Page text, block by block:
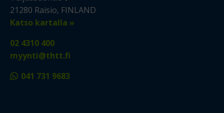
21280 Raisio, FINLAND
Katso kartalla »
02 4310 400
myynti@thtt.fi
041 731 9683